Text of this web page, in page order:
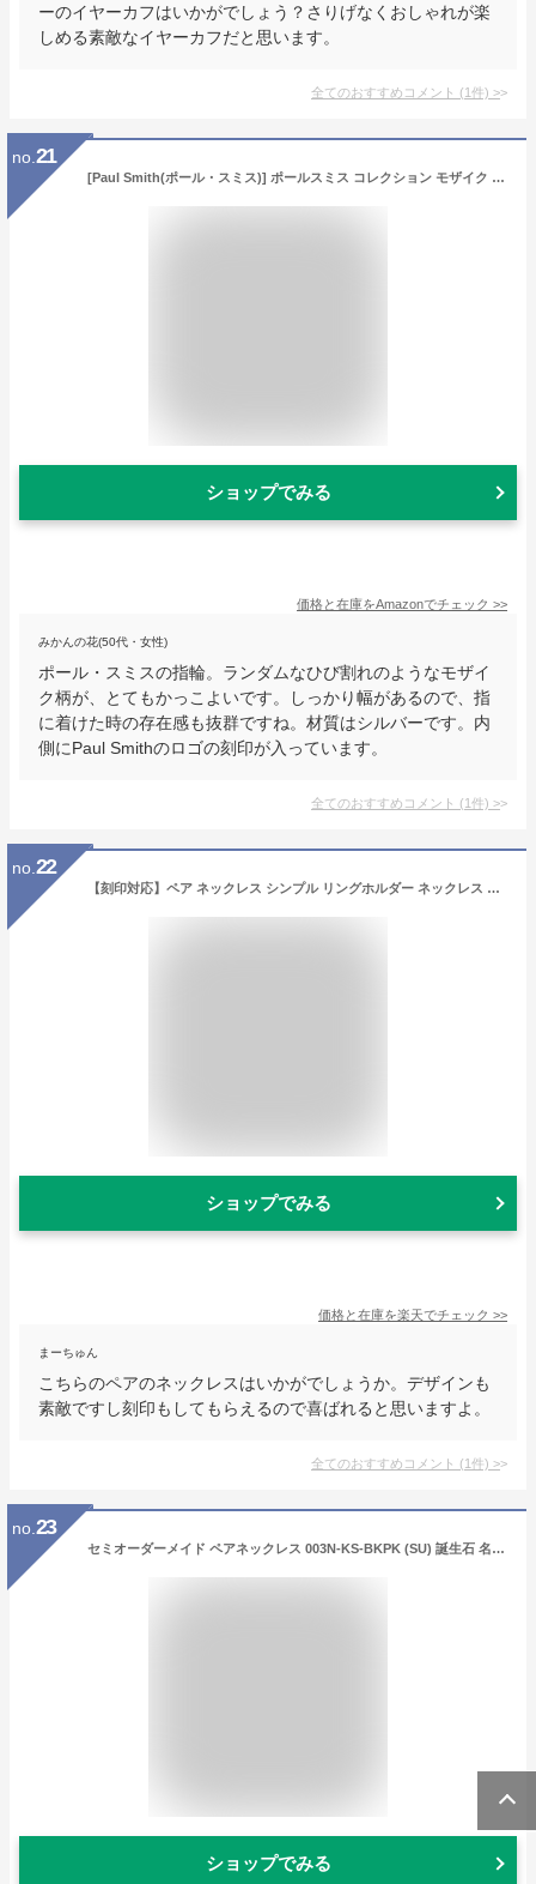
ーのイヤーカフはいかがでしょう？さりげなくおしゃれが楽
しめる素敵なイヤーカフだと思います。
全てのおすすめコメント (1件) >
no. 21
[Paul Smith(ポール・スミス)] ポールスミス コレクション モザイク パターン シルバー リング メンズ アクセサリー 指輪 純正 保存袋 ショップ バッグ 付き 124501 200 (21)
ショップでみる
価格と在庫をAmazonでチェック >>
みかんの花(50代・女性)
ポール・スミスの指輪。ランダムなひび割れのようなモザイ
ク柄が、とてもかっこよいです。しっかり幅があるので、指
に着けた時の存在感も抜群ですね。材質はシルバーです。内
側にPaul Smithのロゴの刻印が入っています。
全てのおすすめコメント (1件) >
no. 22
【刻印対応】ペア ネックレス シンプル リングホルダー ネックレス ペンダント 指輪 をネックレスにする ペアネックレス メンズ レディース 黒 ピンク シルバー LSP0107-PAIR 人気 記念日 誕生日 カップル 彼女 誕生日プレゼント 女性 市松模様 ネックレス
ショップでみる
価格と在庫を楽天でチェック >>
まーちゅん
こちらのペアのネックレスはいかがでしょうか。デザインも
素敵ですし刻印もしてもらえるので喜ばれると思いますよ。
全てのおすすめコメント (1件) >
no. 23
セミオーダーメイド ペアネックレス 003N-KS-BKPK (SU) 誕生石 名入れ 刻印無料 シルバー ネックレス ペンダント シルバー925 彼氏 彼女 ペアルック ブランド シンプル デザイン 結婚記念日 記念日 誕生日 送料無料 リング 6月 7月 カップル お揃い プレゼント
ショップでみる